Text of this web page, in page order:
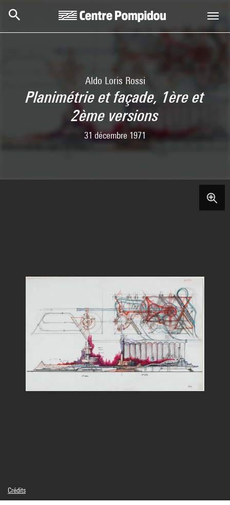
Aldo Loris Rossi
Planimétrie et façade, 1ère et
2ème versions
31 décembre 1971
Crédits
© Aldo Loris Rossi